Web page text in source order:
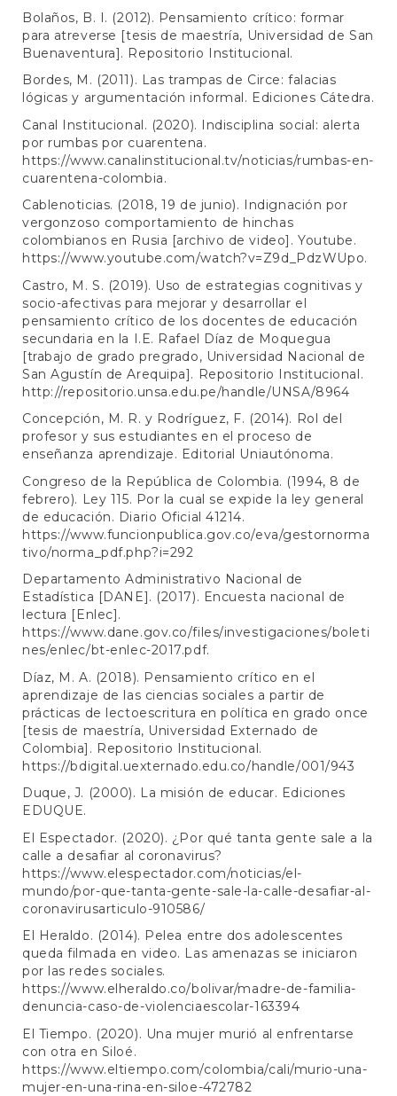
Bolaños, B. I. (2012). Pensamiento crítico: formar
para atreverse [tesis de maestría, Universidad de San
Buenaventura]. Repositorio Institucional.
Bordes, M. (2011). Las trampas de Circe: falacias
lógicas y argumentación informal. Ediciones Cátedra.
Canal Institucional. (2020). Indisciplina social: alerta
por rumbas por cuarentena.
https://www.canalinstitucional.tv/noticias/rumbas-en-
cuarentena-colombia.
Cablenoticias. (2018, 19 de junio). Indignación por
vergonzoso comportamiento de hinchas
colombianos en Rusia [archivo de video]. Youtube.
https://www.youtube.com/watch?v=Z9d_PdzWUpo.
Castro, M. S. (2019). Uso de estrategias cognitivas y
socio-afectivas para mejorar y desarrollar el
pensamiento crítico de los docentes de educación
secundaria en la I.E. Rafael Díaz de Moquegua
[trabajo de grado pregrado, Universidad Nacional de
San Agustín de Arequipa]. Repositorio Institucional.
http://repositorio.unsa.edu.pe/handle/UNSA/8964
Concepción, M. R. y Rodríguez, F. (2014). Rol del
profesor y sus estudiantes en el proceso de
enseñanza aprendizaje. Editorial Uniautónoma.
Congreso de la República de Colombia. (1994, 8 de
febrero). Ley 115. Por la cual se expide la ley general
de educación. Diario Oficial 41214.
https://www.funcionpublica.gov.co/eva/gestornorma
tivo/norma_pdf.php?i=292
Departamento Administrativo Nacional de
Estadística [DANE]. (2017). Encuesta nacional de
lectura [Enlec].
https://www.dane.gov.co/files/investigaciones/boleti
nes/enlec/bt-enlec-2017.pdf.
Díaz, M. A. (2018). Pensamiento crítico en el
aprendizaje de las ciencias sociales a partir de
prácticas de lectoescritura en política en grado once
[tesis de maestría, Universidad Externado de
Colombia]. Repositorio Institucional.
https://bdigital.uexternado.edu.co/handle/001/943
Duque, J. (2000). La misión de educar. Ediciones
EDUQUE.
El Espectador. (2020). ¿Por qué tanta gente sale a la
calle a desafiar al coronavirus?
https://www.elespectador.com/noticias/el-
mundo/por-que-tanta-gente-sale-la-calle-desafiar-al-
coronavirusarticulo-910586/
El Heraldo. (2014). Pelea entre dos adolescentes
queda filmada en video. Las amenazas se iniciaron
por las redes sociales.
https://www.elheraldo.co/bolivar/madre-de-familia-
denuncia-caso-de-violenciaescolar-163394
El Tiempo. (2020). Una mujer murió al enfrentarse
con otra en Siloé.
https://www.eltiempo.com/colombia/cali/murio-una-
mujer-en-una-rina-en-siloe-472782